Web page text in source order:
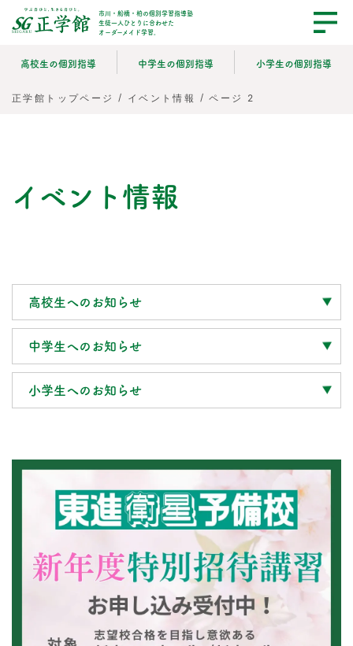
市川・船橋・柏の個別学習指導塾
生徒一人ひとりに合わせた
オーダーメイド学習。
高校生の個別指導 中学生の個別指導 小学生の個別指導
正学館トップページ / イベント情報 /ページ 2
イベント情報
高校生へのお知らせ
中学生へのお知らせ
小学生へのお知らせ